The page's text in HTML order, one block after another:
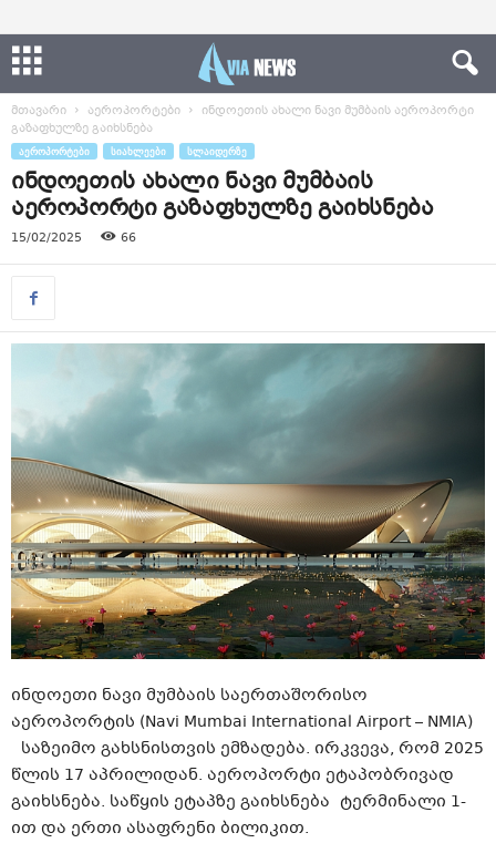
მთავარი აეროპორტები
ინდოეთის ახალი ნავი მუმბაის აეროპორტი
გაზაფხულზე გაიხსნება
ᲐᲔᲠᲝᲞᲝᲠᲢᲔᲑᲘ ᲡᲘᲐᲮᲚᲔᲔᲑᲘ ᲡᲚᲐᲘᲓᲔᲠᲖᲔ
ინდოეთის ახალი ნავი მუმბაის
აეროპორტი გაზაფხულზე გაიხსნება
15/02/2025 66
ინდოეთი ნავი მუმბაის საერთაშორისო
აეროპორტის (Navi Mumbai International Airport – NMIA)
საზეიმო გახსნისთვის ემზადება. ირკვევა, რომ 2025
წლის 17 აპრილიდან. აეროპორტი ეტაპობრივად
გაიხსნება. საწყის ეტაპზე გაიხსნება ტერმინალი 1-
ით და ერთი ასაფრენი ბილიკით.